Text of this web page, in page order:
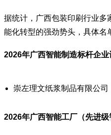
据统计，广西包装印刷行业多
能化转型的强劲势头，具体名
2026年广西智能制造标杆企业
崇左理文纸浆制品有限公司
2026年广西智能工厂（先进